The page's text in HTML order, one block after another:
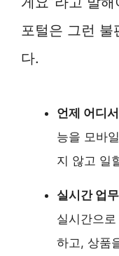
포털은 그런 불
다.
언제 어디
능을 모바
지 않고 일
실시간 업
실시간으
하고, 상품